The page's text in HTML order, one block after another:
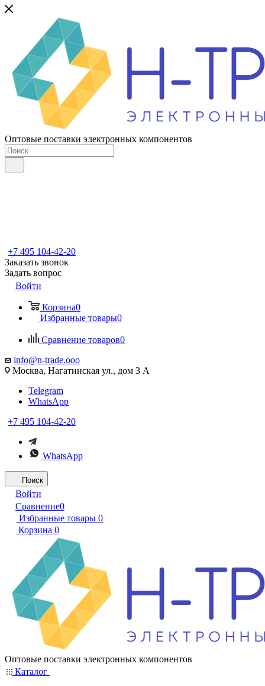
Оптовые поставки электронных компонентов
+7 495 104-42-20
Заказать звонок
Задать вопрос
Войти
Корзина0
Избранные товары0
Сравнение товаров0
info@n-trade.ooo
Москва, Нагатинская ул., дом 3 А
Telegram
WhatsApp
+7 495 104-42-20
WhatsApp
Поиск
Войти
Сравнение0
Избранные товары 0
Корзина 0
Оптовые поставки электронных компонентов
Каталог